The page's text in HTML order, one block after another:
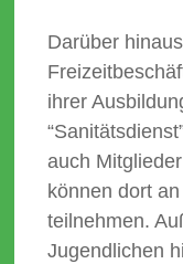
Darüber
ihrer
auch
können dort
teilnehmen.
Jugendlichen